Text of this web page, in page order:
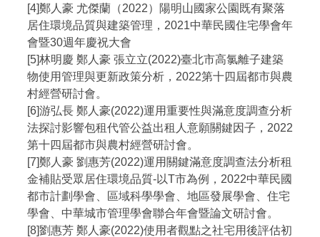
[4]鄭人豪 尤傑蘭（2022）陽明山國家公園既有聚落
居住環境品質與建築管理，2021中華民國住宅學會年
會暨30週年慶祝大會
[5]林明慶 鄭人豪 張立立(2022)臺北市高氯離子建築
物使用管理與更新政策分析，2022第十四屆都市與農
村經營研討會。
[6]游弘長 鄭人豪(2022)運用重要性與滿意度調查分析
法探討影響包租代管公益出租人意願關鍵因子，2022
第十四屆都市與農村經營研討會。
[7]鄭人豪 劉惠芳(2022)運用關鍵滿意度調查法分析租
金補貼受眾居住環境品質-以T市為例，2022中華民國
都市計劃學會、區域科學學會、地區發展學會、住宅
學會、中華城市管理學會聯合年會暨論文研討會。
[8]劉惠芳 鄭人豪(2022)使用者觀點之社宅用後評估初